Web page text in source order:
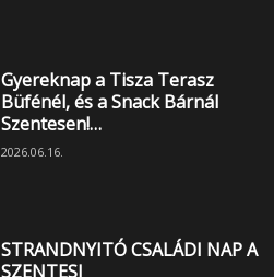
Gyereknap a Tisza Terasz
Büfénél, és a Snack Bárnál
Szentesen!…
2026.06.16.
STRANDNYITÓ CSALÁDI NAP A
SZENTESI